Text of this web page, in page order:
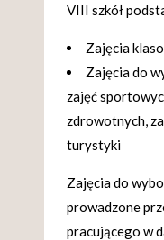
VIII szkół
Zajęcia
Zajęcia do
zajęć
zdrowotnych,
turystyki
Zajęcia do
prowadzone
pracującego w